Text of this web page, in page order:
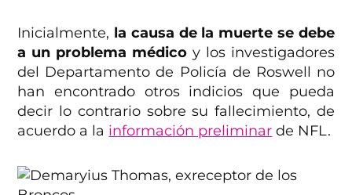
Inicialmente, la causa de la muerte se debe
a un problema médico y los investigadores
del Departamento de Policía de Roswell no
han encontrado otros indicios que pueda
decir lo contrario sobre su fallecimiento, de
acuerdo a la información preliminar de NFL.